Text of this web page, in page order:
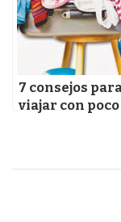
7 consejos
viajar con poco